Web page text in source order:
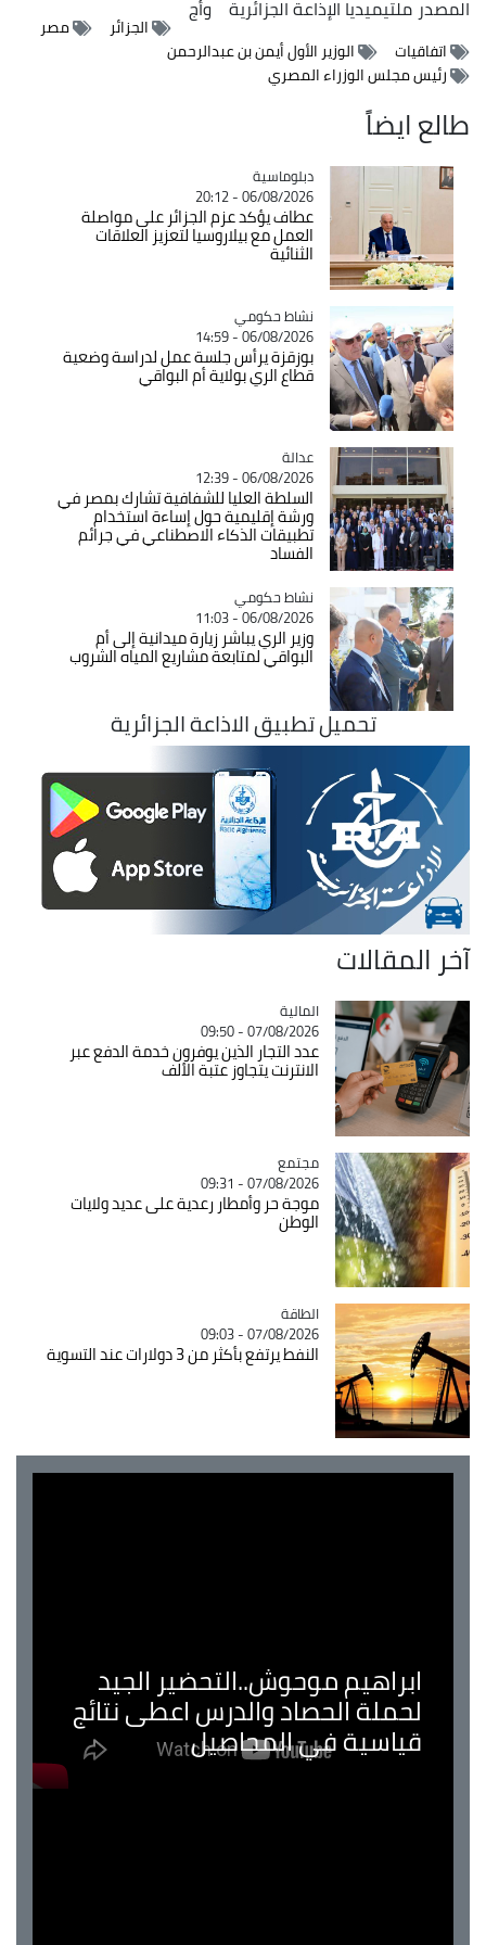
المصدرملتيميديا الإذاعة الجزائرية وأج
الجزائر
مصر
اتفاقيات
الوزير الأول أيمن بن عبدالرحمن
رئيس مجلس الوزراء المصري
طالع ايضاً
Catégorie
دبلوماسية
06/08/2026 - 20:12
عطاف يؤكد عزم الجزائر على مواصلة
العمل مع بيلاروسيا لتعزيز العلاقات
الثنائية
Catégorie
نشاط حكومي
06/08/2026 - 14:59
بوزقزة يرأس جلسة عمل لدراسة وضعية
قطاع الري بولاية أم البواقي
Catégorie
عدالة
06/08/2026 - 12:39
السلطة العليا للشفافية تشارك بمصر في
ورشة إقليمية حول إساءة استخدام
تطبيقات الذكاء الاصطناعي في جرائم
الفساد
Catégorie
نشاط حكومي
06/08/2026 - 11:03
وزير الري يباشر زيارة ميدانية إلى أم
البواقي لمتابعة مشاريع المياه الشروب
تحميل تطبيق الاذاعة الجزائرية
آخر المقالات
Catégorie
المالية
07/08/2026 - 09:50
عدد التجار الذين يوفرون خدمة الدفع عبر
الانترنت يتجاوز عتبة الألف
Catégorie
مجتمع
07/08/2026 - 09:31
موجة حر وأمطار رعدية على عديد ولايات
الوطن
Catégorie
الطاقة
07/08/2026 - 09:03
النفط يرتفع بأكثر من 3 دولارات عند التسوية
ابراهيم موحوش..التحضير الجيد
لحملة الحصاد والدرس اعطى نتائج
قياسية في المحاصيل